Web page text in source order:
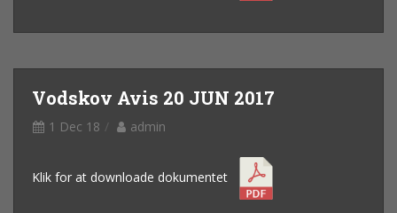
Vodskov Avis 20 JUN 2017
1 Dec 18 admin
Klik for at downloade dokumentet